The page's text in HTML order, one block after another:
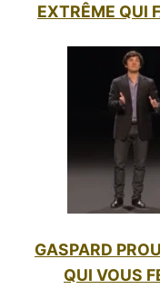
EXTRÊME QUI
GASPARD
QUI VOUS